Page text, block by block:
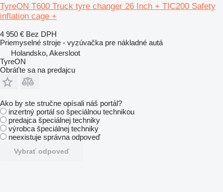
TyreON T600 Truck tyre changer 26 Inch + TIC200 Safety
inflation cage +
4 950 € Bez DPH
Priemyselné stroje - vyzúvačka pre nákladné autá
Holandsko, Akersloot
TyreON
Obráťte sa na predajcu
Ako by ste stručne opísali náš portál?
inzertný portál so špeciálnou technikou
predajca špeciálnej techniky
výrobca špeciálnej techniky
neexistuje správna odpoveď
Vybrať odpoveď